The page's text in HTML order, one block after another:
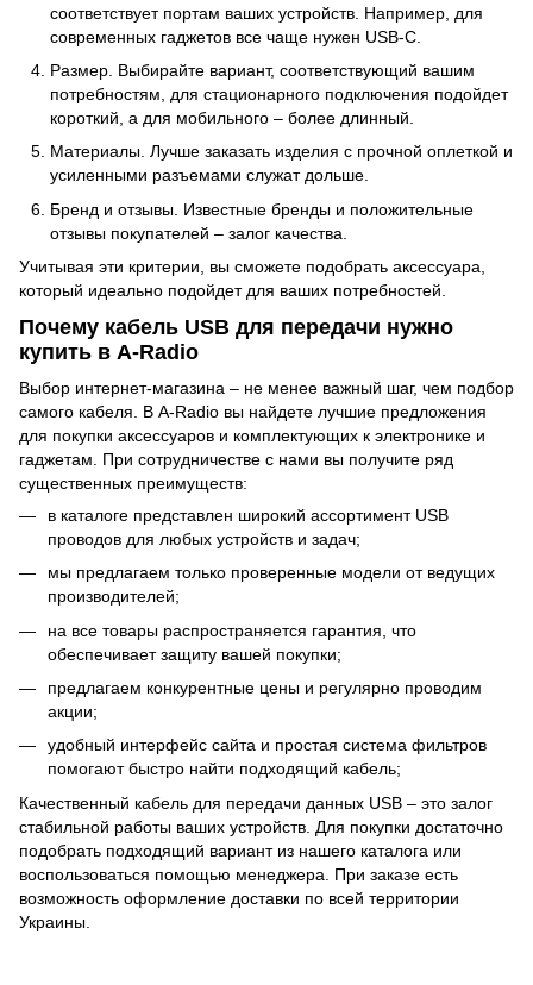
соответствует портам ваших устройств. Например, для
современных гаджетов все чаще нужен USB-C.
Размер. Выбирайте вариант, соответствующий вашим
потребностям, для стационарного подключения подойдет
короткий, а для мобильного – более длинный.
Материалы. Лучше заказать изделия с прочной оплеткой и
усиленными разъемами служат дольше.
Бренд и отзывы. Известные бренды и положительные
отзывы покупателей – залог качества.
Учитывая эти критерии, вы сможете подобрать аксессуара,
который идеально подойдет для ваших потребностей.
Почему кабель USB для передачи нужно
купить в A-Radio
Выбор интернет-магазина – не менее важный шаг, чем подбор
самого кабеля. В A-Radio вы найдете лучшие предложения
для покупки аксессуаров и комплектующих к электронике и
гаджетам. При сотрудничестве с нами вы получите ряд
существенных преимуществ:
в каталоге представлен широкий ассортимент USB
проводов для любых устройств и задач;
мы предлагаем только проверенные модели от ведущих
производителей;
на все товары распространяется гарантия, что
обеспечивает защиту вашей покупки;
предлагаем конкурентные цены и регулярно проводим
акции;
удобный интерфейс сайта и простая система фильтров
помогают быстро найти подходящий кабель;
Качественный кабель для передачи данных USB – это залог
стабильной работы ваших устройств. Для покупки достаточно
подобрать подходящий вариант из нашего каталога или
воспользоваться помощью менеджера. При заказе есть
возможность оформление доставки по всей территории
Украины.